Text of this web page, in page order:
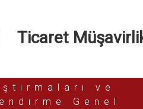
Ticaret
ve
Genel